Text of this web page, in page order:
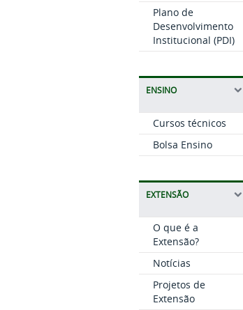
Plano de
Desenvolvimento
Institucional (PDI)
ENSINO
Cursos técnicos
Bolsa Ensino
EXTENSÃO
O que é a
Extensão?
Notícias
Projetos de
Extensão